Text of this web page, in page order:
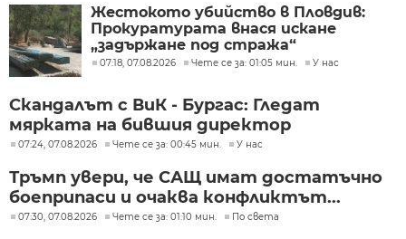
Жестокото убийство в Пловдив:
Прокуратурата внася искане
„задържане под стража“
07:18, 07.08.2026 Чете се за: 01:05 мин. У нас
Скандалът с ВиК - Бургас: Гледат
мярката на бившия директор
07:24, 07.08.2026 Чете се за: 00:45 мин. У нас
Тръмп увери, че САЩ имат достатъчно
боеприпаси и очаква конфликтът...
07:30, 07.08.2026 Чете се за: 01:10 мин. По света